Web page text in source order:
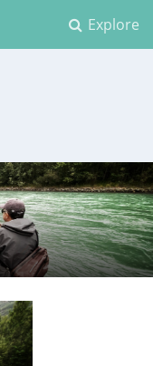
Explore